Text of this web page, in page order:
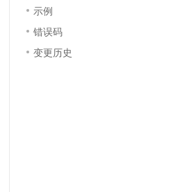
示例
错误码
变更历史
覆盖90%+业务场景，专享组合折扣价
精选AI产品，从模型到应用全链提效
SSL 证书